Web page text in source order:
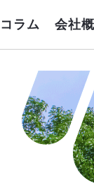
コラム 会社